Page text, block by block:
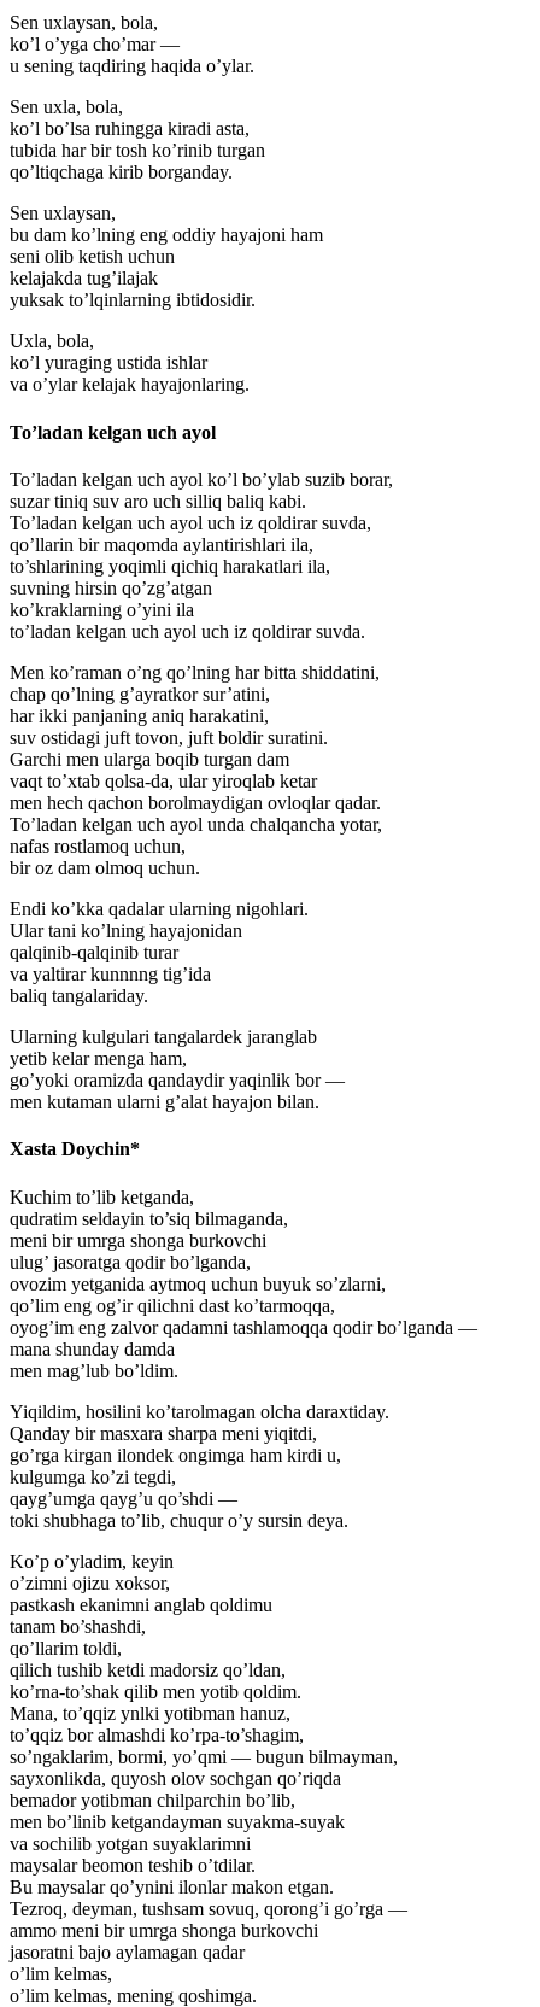
Sen uxlaysan, bola,
ko’l o’yga cho’mar —
u sening taqdiring haqida o’ylar.
Sen uxla, bola,
ko’l bo’lsa ruhingga kiradi asta,
tubida har bir tosh ko’rinib turgan
qo’ltiqchaga kirib borganday.
Sen uxlaysan,
bu dam ko’lning eng oddiy hayajoni ham
seni olib ketish uchun
kelajakda tug’ilajak
yuksak to’lqinlarning ibtidosidir.
Uxla, bola,
ko’l yuraging ustida ishlar
va o’ylar kelajak hayajonlaring.
To’ladan kelgan uch ayol
To’ladan kelgan uch ayol ko’l bo’ylab suzib borar,
suzar tiniq suv aro uch silliq baliq kabi.
To’ladan kelgan uch ayol uch iz qoldirar suvda,
qo’llarin bir maqomda aylantirishlari ila,
to’shlarining yoqimli qichiq harakatlari ila,
suvning hirsin qo’zg’atgan
ko’kraklarning o’yini ila
to’ladan kelgan uch ayol uch iz qoldirar suvda.
Men ko’raman o’ng qo’lning har bitta shiddatini,
chap qo’lning g’ayratkor sur’atini,
har ikki panjaning aniq harakatini,
suv ostidagi juft tovon, juft boldir suratini.
Garchi men ularga boqib turgan dam
vaqt to’xtab qolsa-da, ular yiroqlab ketar
men hech qachon borolmaydigan ovloqlar qadar.
To’ladan kelgan uch ayol unda chalqancha yotar,
nafas rostlamoq uchun,
bir oz dam olmoq uchun.
Endi ko’kka qadalar ularning nigohlari.
Ular tani ko’lning hayajonidan
qalqinib-qalqinib turar
va yaltirar kunnnng tig’ida
baliq tangalariday.
Ularning kulgulari tangalardek jaranglab
yetib kelar menga ham,
go’yoki oramizda qandaydir yaqinlik bor —
men kutaman ularni g’alat hayajon bilan.
Xasta Doychin*
Kuchim to’lib ketganda,
qudratim seldayin to’siq bilmaganda,
meni bir umrga shonga burkovchi
ulug’ jasoratga qodir bo’lganda,
ovozim yetganida aytmoq uchun buyuk so’zlarni,
qo’lim eng og’ir qilichni dast ko’tarmoqqa,
oyog’im eng zalvor qadamni tashlamoqqa qodir bo’lganda —
mana shunday damda
men mag’lub bo’ldim.
Yiqildim, hosilini ko’tarolmagan olcha daraxtiday.
Qanday bir masxara sharpa meni yiqitdi,
go’rga kirgan ilondek ongimga ham kirdi u,
kulgumga ko’zi tegdi,
qayg’umga qayg’u qo’shdi —
toki shubhaga to’lib, chuqur o’y sursin deya.
Ko’p o’yladim, keyin
o’zimni ojizu xoksor,
pastkash ekanimni anglab qoldimu
tanam bo’shashdi,
qo’llarim toldi,
qilich tushib ketdi madorsiz qo’ldan,
ko’rna-to’shak qilib men yotib qoldim.
Mana, to’qqiz ynlki yotibman hanuz,
to’qqiz bor almashdi ko’rpa-to’shagim,
so’ngaklarim, bormi, yo’qmi — bugun bilmayman,
sayxonlikda, quyosh olov sochgan qo’riqda
bemador yotibman chilparchin bo’lib,
men bo’linib ketgandayman suyakma-suyak
va sochilib yotgan suyaklarimni
maysalar beomon teshib o’tdilar.
Bu maysalar qo’ynini ilonlar makon etgan.
Tezroq, deyman, tushsam sovuq, qorong’i go’rga —
ammo meni bir umrga shonga burkovchi
jasoratni bajo aylamagan qadar
o’lim kelmas,
o’lim kelmas, mening qoshimga.